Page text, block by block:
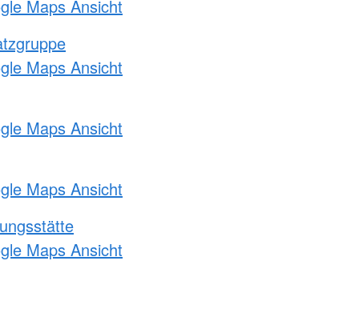
Maps Ansicht
Maps Ansicht
Maps Ansicht
Maps Ansicht
Maps Ansicht